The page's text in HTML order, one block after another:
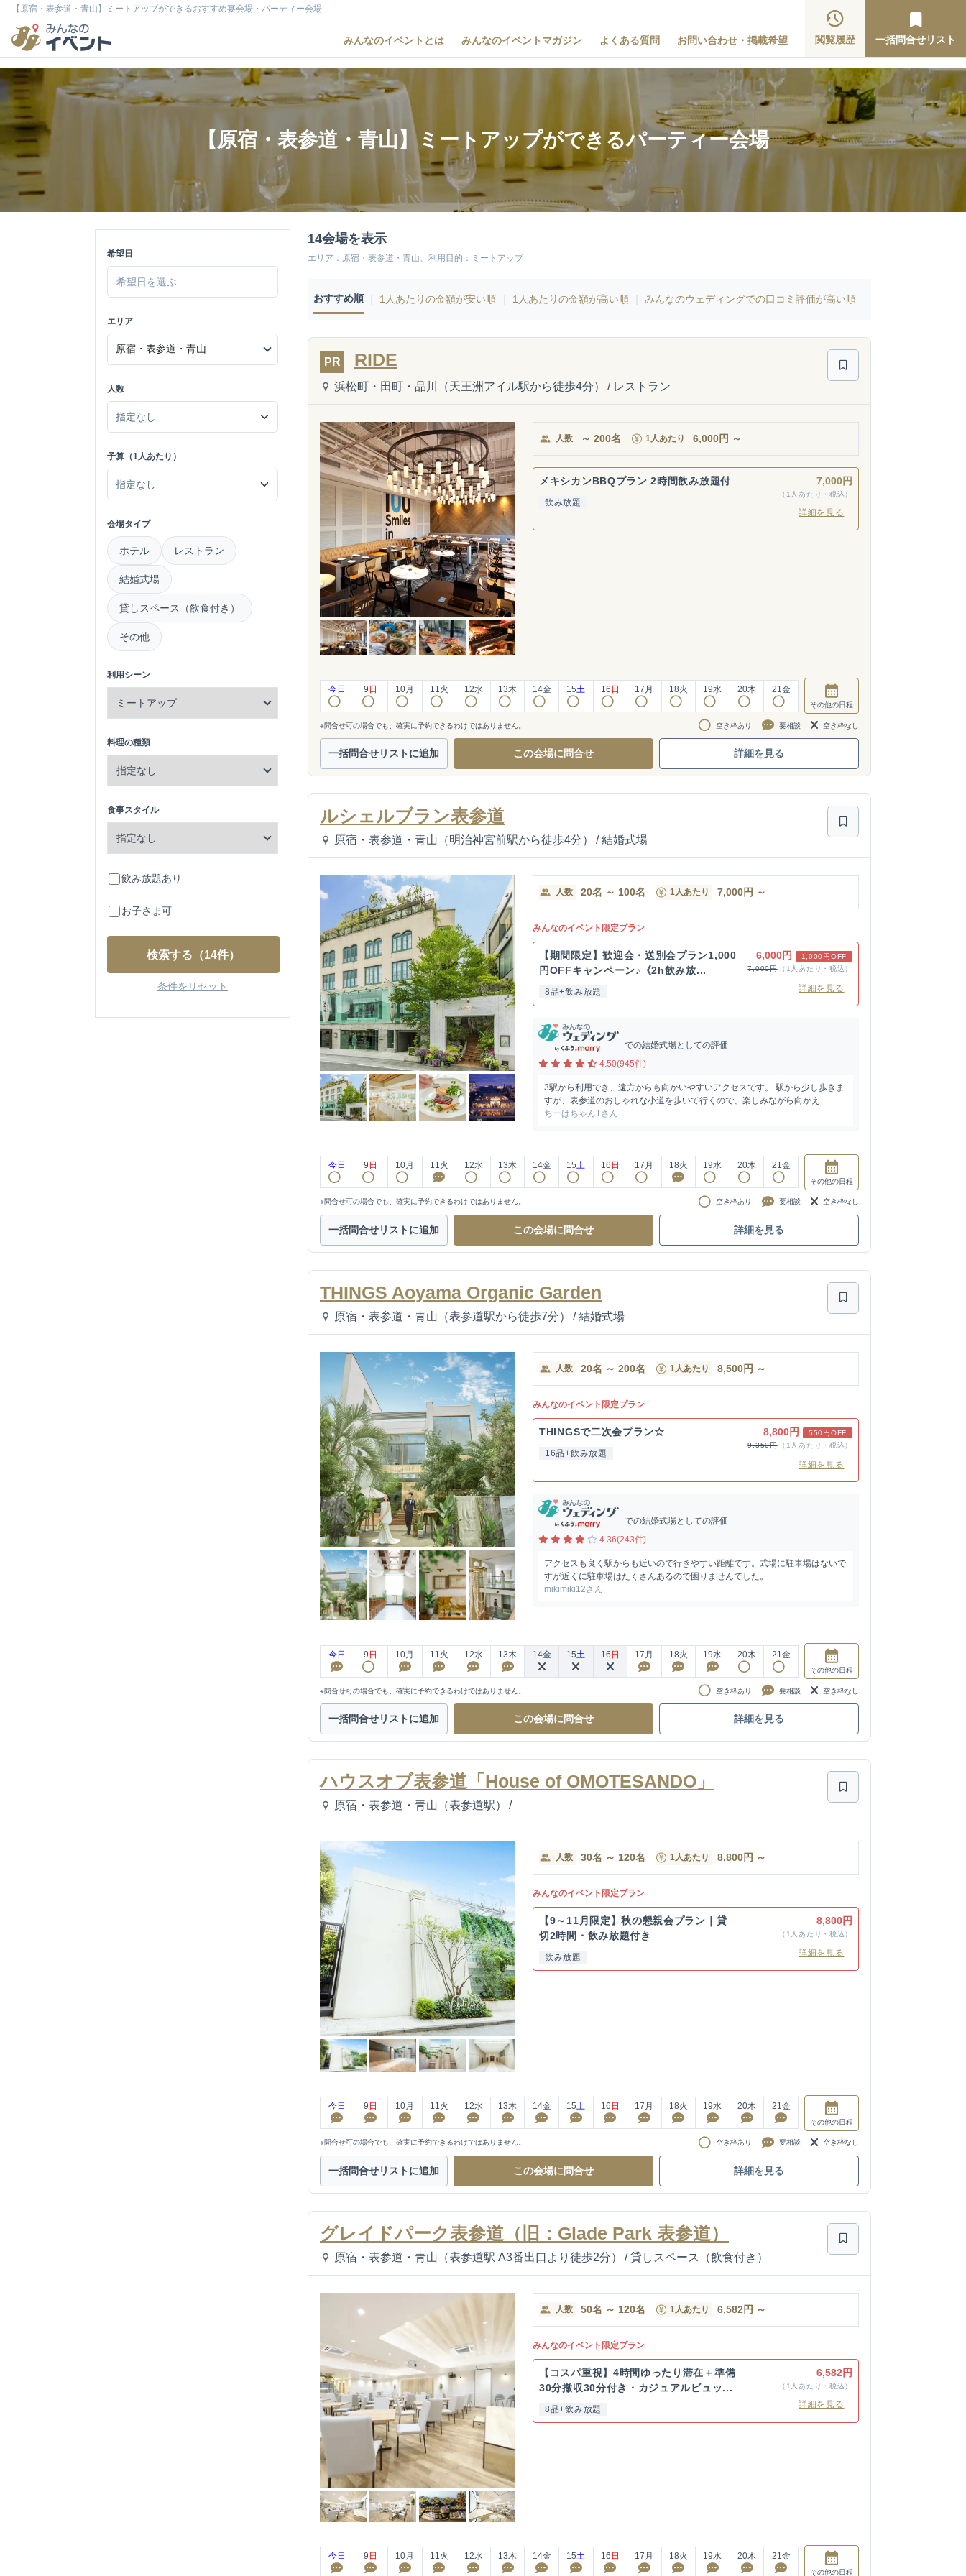
【原宿・表参道・青山】ミートアップができるおすすめ宴会場・パーティー会場
みんなのイベントとは みんなのイベントマガジン よくある質問 お問い合わせ・掲載希望 閲覧履歴 一括問合せリスト
【原宿・表参道・青山】ミートアップができるパーティー会場
希望日
エリア
人数
予算（1人あたり）
会場タイプ
ホテル レストラン
結婚式場
貸しスペース（飲食付き）
その他
利用シーン
料理の種類
食事スタイル
飲み放題あり
お子さま可
検索する （14件）
条件をリセット
14会場を表示
エリア：原宿・表参道・青山、利用目的：ミートアップ
おすすめ順 1人あたりの金額が安い順 1人あたりの金額が高い順 みんなのウェディングでの口コミ評価が高い順
PR RIDE
浜松町・田町・品川（天王洲アイル駅から徒歩4分） / レストラン
人数 ～ 200名 1人あたり 6,000円 ～
メキシカンBBQプラン 2時間飲み放題付
飲み放題
7,000円
（1人あたり・税込）
詳細を見る
今日 9 日 10月 11 火 12水 13木 14金 15土 16 日 17 月 18火 19水 20木 21 金
その他の日程
※問合せ可の場合でも、確実に予約できるわけではありません。 空き枠あり 要相談 空き枠なし
一括問合せリストに追加 この会場に問合せ 詳細を見る
ルシェルブラン表参道
原宿・表参道・青山（明治神宮前駅から徒歩4分） / 結婚式場
人数 20名 ～ 100名 1人あたり 7,000円 ～
みんなのイベント限定プラン
【期間限定】歓迎会・送別会プラン1,000
円OFFキャンペーン♪《2h飲み放...
8品+飲み放題
6,000円
1,000円OFF
7,000円
（1人あたり・税込）
詳細を見る
での結婚式場としての評価
4.50(945件)
3駅から利用でき、遠方からも向かいやすいアクセスです。 駅から少し歩きま
すが、表参道のおしゃれな小道を歩いて行くので、楽しみながら向かえ...
ちーばちゃん1さん
今日 9 日 10月 11火 12水 13木 14金 15土 16 日 17 月 18火 19水 20木 21金
その他の日程
※問合せ可の場合でも、確実に予約できるわけではありません。 空き枠あり 要相談 空き枠なし
一括問合せリストに追加 この会場に問合せ 詳細を見る
THINGS Aoyama Organic Garden
原宿・表参道・青山（表参道駅から徒歩7分） / 結婚式場
人数 20名 ～ 200名 1人あたり 8,500円 ～
みんなのイベント限定プラン
THINGSで二次会プラン☆
16品+飲み放題
8,800円
550円OFF
9,350円
（1人あたり・税込）
詳細を見る
での結婚式場としての評価
4.36(243件)
アクセスも良く駅からも近いので行きやすい距離です。式場に駐車場はないで
すが近くに駐車場はたくさんあるので困りませんでした。
mikimiki12さん
今日 9 日 10月 11 火 12水 13木 14金 15土 16 日 17 月 18火 19水 20木 21 金
その他の日程
※問合せ可の場合でも、確実に予約できるわけではありません。 空き枠あり 要相談 空き枠なし
一括問合せリストに追加 この会場に問合せ 詳細を見る
ハウスオブ表参道「House of OMOTESANDO」
原宿・表参道・青山（表参道駅） /
人数 30名 ～ 120名 1人あたり 8,800円 ～
みんなのイベント限定プラン
【9～11月限定】秋の懇親会プラン｜貸
切2時間・飲み放題付き
飲み放題
8,800円
（1人あたり・税込）
詳細を見る
今日 9 日 10月 11火 12水 13木 14金 15土 16 日 17 月 18火 19水 20木 21金
その他の日程
※問合せ可の場合でも、確実に予約できるわけではありません。 空き枠あり 要相談 空き枠なし
一括問合せリストに追加 この会場に問合せ 詳細を見る
グレイドパーク表参道（旧：Glade Park 表参道）
原宿・表参道・青山（表参道駅 A3番出口より徒歩2分） / 貸しスペース（飲食付き）
人数 50名 ～ 120名 1人あたり 6,582 円 ～
みんなのイベント限定プラン
【コスパ重視】4時間ゆったり滞在＋準備
30分撤収30分付き・カジュアルビュッ...
8品+飲み放題
6,582円
（1人あたり・税込）
詳細を見る
今日 9 日 10月 11火 12水 13木 14金 15土 16 日 17 月 18火 19水 20木 21金
その他の日程